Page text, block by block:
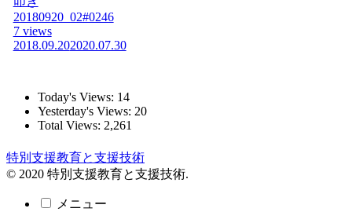
20180920_02#0246
7 views
2018.09.202020.07.30
Today's Views: 14
Yesterday's Views: 20
Total Views: 2,261
特別支援教育と支援技術
© 2020 特別支援教育と支援技術.
メニュー